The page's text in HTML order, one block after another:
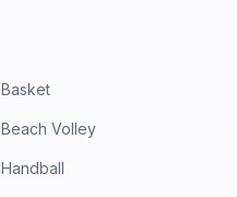
Basket
Beach Volley
Handball